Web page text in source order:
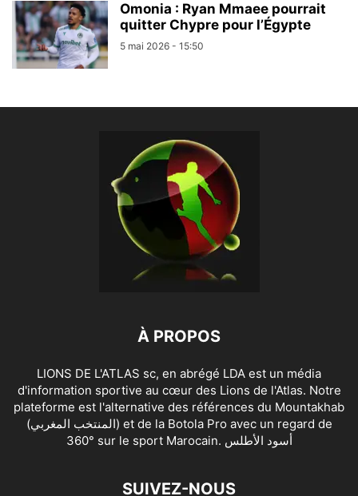
Omonia : Ryan Mmaee pourrait
quitter Chypre pour l’Égypte
5 mai 2026 - 15:50
À PROPOS
LIONS DE L'ATLAS sc, en abrégé LDA est un média
d'information sportive au cœur des Lions de l'Atlas. Notre
plateforme est l'alternative des références du Mountakhab
(المنتخب المغربي) et de la Botola Pro avec un regard de
360° sur le sport Marocain. أسود الأطلس
SUIVEZ-NOUS